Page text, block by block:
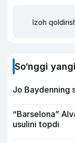
Izoh
So‘nggi
Jo Baydenning
“Barselona”
usulini topdi